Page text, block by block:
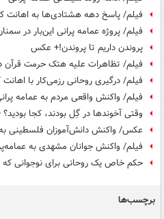
فیلم/ پاسخ دهه هشتادی‌ها به اهانت
فیلم/ پروژه عمامه پرانی این‌بار در
پروندن داریم تا پروندن!+ عکس
فیلم/ تظاهرات علیه هتک حرمت قرآن
فیلم/ درگیری روحانی رزمی‌کار با
فیلم/ واکنش واقعی مردم به عمامه
وقتی آخوندها در گِل بودند، کجا
عکس/ واکنش دانش‌آموزان فلسطینی
فیلم/ واکنش جوانان مشهدی به
حکم خاص یک روحانی برای نوجوانی
برچسب‌ها